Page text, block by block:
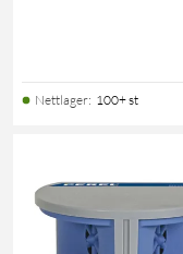
Nettlager: 100+ st